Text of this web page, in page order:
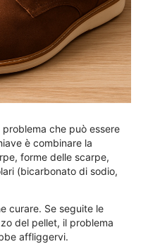
che può essere
è combinare la
forme delle scarpe,
(bicarbonato di sodio,
curare. Se seguite le
del pellet, il problema
affliggervi.